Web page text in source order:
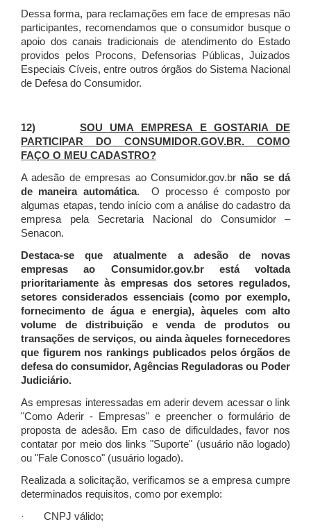
Dessa forma, para reclamações em face de empresas não
participantes, recomendamos que o consumidor busque o
apoio dos canais tradicionais de atendimento do Estado
providos pelos Procons, Defensorias Públicas, Juizados
Especiais Cíveis, entre outros órgãos do Sistema Nacional
de Defesa do Consumidor.
12) SOU UMA EMPRESA E GOSTARIA DE
PARTICIPAR DO CONSUMIDOR.GOV.BR. COMO
FAÇO O MEU CADASTRO?
A adesão de empresas ao Consumidor.gov.br não se dá
de maneira automática. O processo é composto por
algumas etapas, tendo início com a análise do cadastro da
empresa pela Secretaria Nacional do Consumidor –
Senacon.
Destaca-se que atualmente a adesão de novas
empresas ao Consumidor.gov.br está voltada
prioritariamente às empresas dos setores regulados,
setores considerados essenciais (como por exemplo,
fornecimento de água e energia), àqueles com alto
volume de distribuição e venda de produtos ou
transações de serviços, ou ainda àqueles fornecedores
que figurem nos rankings publicados pelos órgãos de
defesa do consumidor, Agências Reguladoras ou Poder
Judiciário.
As empresas interessadas em aderir devem acessar o link
"Como Aderir - Empresas" e preencher o formulário de
proposta de adesão. Em caso de dificuldades, favor nos
contatar por meio dos links "Suporte" (usuário não logado)
ou "Fale Conosco" (usuário logado).
Realizada a solicitação, verificamos se a empresa cumpre
determinados requisitos, como por exemplo:
· CNPJ válido;